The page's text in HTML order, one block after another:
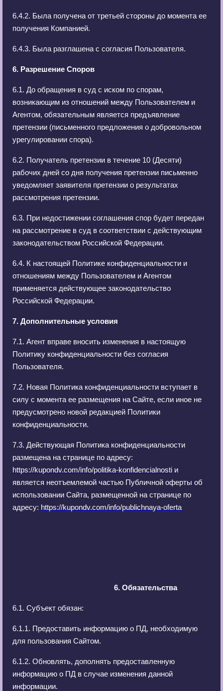
6.4.2. Была получена от третьей стороны до момента ее
получения Компанией.
6.4.3. Была разглашена с согласия Пользователя.
6. Разрешение Споров
6.1. До обращения в суд с иском по спорам,
возникающим из отношений между Пользователем и
Агентом, обязательным является предъявление
претензии (письменного предложения о добровольном
урегулировании спора).
6.2. Получатель претензии в течение 10 (Десяти)
рабочих дней со дня получения претензии письменно
уведомляет заявителя претензии о результатах
рассмотрения претензии.
6.3. При недостижении соглашения спор будет передан
на рассмотрение в суд в соответствии с действующим
законодательством Российской Федерации.
6.4. К настоящей Политике конфиденциальности и
отношениям между Пользователем и Агентом
применяется действующее законодательство
Российской Федерации.
7. Дополнительные условия
7.1. Агент вправе вносить изменения в настоящую
Политику конфиденциальности без согласия
Пользователя.
7.2. Новая Политика конфиденциальности вступает в
силу с момента ее размещения на Сайте, если иное не
предусмотрено новой редакцией Политики
конфиденциальности.
7.3. Действующая Политика конфиденциальности
размещена на странице по адресу:
https://kupondv.com/info/politika-konfidencialnosti и
является неотъемлемой частью Публичной оферты об
использовании Сайта, размещенной на странице по
адресу: https://kupondv.com/info/publichnaya-oferta
6. Обязательства
6.1. Субъект обязан:
6.1.1. Предоставить информацию о ПД, необходимую
для пользования Сайтом.
6.1.2. Обновлять, дополнять предоставленную
информацию о ПД в случае изменения данной
информации.